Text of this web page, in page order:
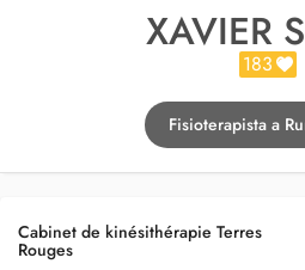
XAVIER
183
Fisioterapista a
Cabinet de kinésithérapie Terres
Rouges